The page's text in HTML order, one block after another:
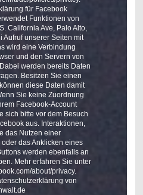
für Facebook
Funktionen von
California Ave, Palo Alto,
Aufruf unserer Seiten mit
wird eine Verbindung
und den Servern von
werden bereits Daten
Besitzen Sie einen
diese Daten damit
Sie keine Zuordnung
Facebook-Account
sich bitte vor dem Besuch
aus. Interaktionen,
das Nutzen einer
das Anklicken eines
werden ebenfalls an
Mehr erfahren Sie unter
about/privacy.
von